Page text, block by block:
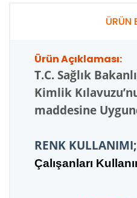
ÜRÜN
Ürün Açıklaması:
T.C. Sağlık
Kimlik
maddesine
RENK KULLANIMI;
Çalışanları